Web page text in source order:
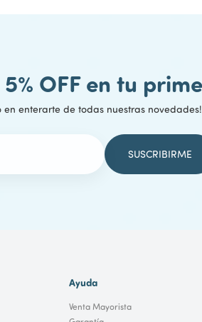
OFF en tu
en enterarte de todas nuestras novedades!
Ayuda
Venta Mayorista